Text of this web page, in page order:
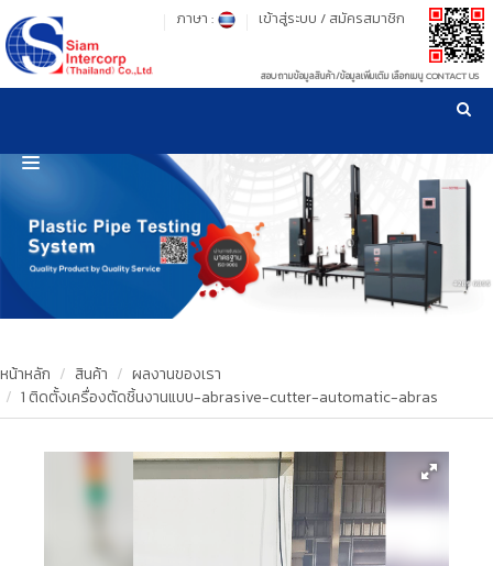
รู้ลึก รู้จริง เรื่องเครื่องมือทดสอบวัสดุ ! ยืน 1 เรื่องมาตรฐานการให้บริการ
เข้าสู่ระบบ / สมัครสมาชิก
ภาษา :
สอบถามข้อมูลสินค้า/ข้อมูลเพิ่มเติม เลือกเมนู CONTACT US
HOME
PRODUCT
OUR CLIENTS
OUR WORKS
CALIBRATION
หน้าหลัก สินค้า
ผลงานของเรา
1 ติดตั้งเครื่องตัดชิ้นงานแบบ-abrasive-cutter-automatic-abras